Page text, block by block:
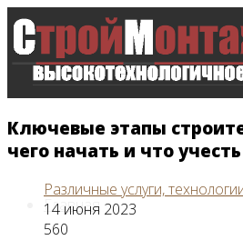
Главная
Ключевые этапы
чего начать и что учесть
Различные услуги,
14 июня 2023
560